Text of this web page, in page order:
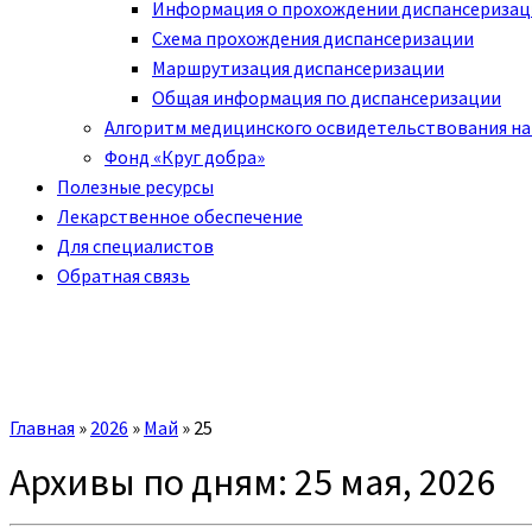
Информация о прохождении
Схема прохождения диспансеризации
Маршрутизация диспансеризации
Общая информация по диспансеризации
Алгоритм медицинского освидетельствования
Фонд «Круг добра»
Полезные ресурсы
Лекарственное обеспечение
Для специалистов
Обратная связь
Главная » 2026 » Май » 25
Архивы по дням: 25 мая, 2026